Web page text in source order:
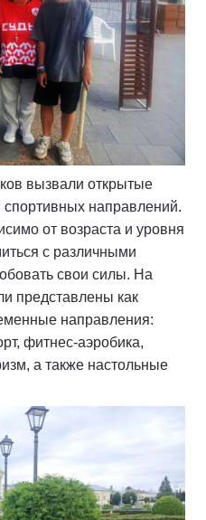
вызвали открытые
спортивных направлений.
от возраста и уровня
с различными
свои силы. На
представлены как
направления:
фитнес-аэробика,
а также настольные